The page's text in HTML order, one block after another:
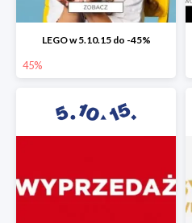
LEGO w 5.10.15 do -45%
45%